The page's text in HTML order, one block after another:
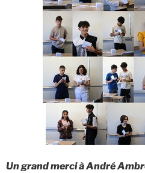
Un grand merci à André